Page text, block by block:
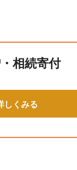
相続寄付
しくみる